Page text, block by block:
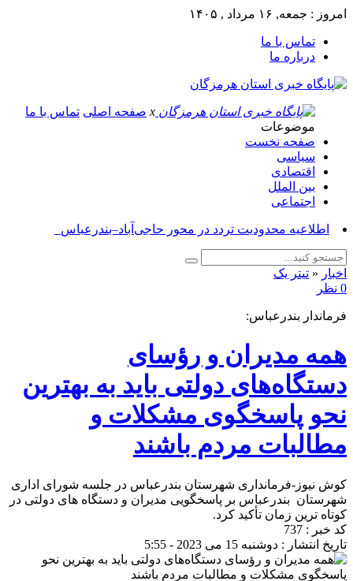
امروز : جمعه, ۱۶ مرداد , ۱۴۰۵
تماس با ما
درباره ما
x صفحه اصلی تماس با ما
موضوعات
صفحه نخست
سیاسی
اقتصادی
بین الملل
اجتماعی
آسو_
اخبار « تیتر یک
0 نظر
فرماندار بندرعباس:
همه مدیران و رؤسای
دستگاه‌های دولتی باید به بهترین
نحو پاسخگوی مشکلات و
مطالبات مردم باشند
کوش نیوز-فرمانداری شهرستان بندرعباس در جلسه شورای اداری
شهرستان بندرعباس بر پاسخگویی مدیران و دستگاه های دولتی در
کوتاه ترین زمان تأکید کرد.
کد خبر : 737
تاریخ انتشار : دوشنبه 15 می 2023 - 5:55